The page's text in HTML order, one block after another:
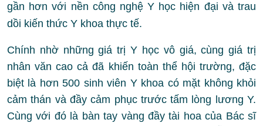
gần hơn với nền công nghệ Y học hiện đại và trau
dồi kiến thức Y khoa thực tế.
Chính nhờ những giá trị Y học vô giá, cùng giá trị
nhân văn cao cả đã khiến toàn thể hội trường, đặc
biệt là hơn 500 sinh viên Y khoa có mặt không khỏi
cảm thán và đầy cảm phục trước tấm lòng lương Y.
Cùng với đó là bàn tay vàng đầy tài hoa của Bác sĩ